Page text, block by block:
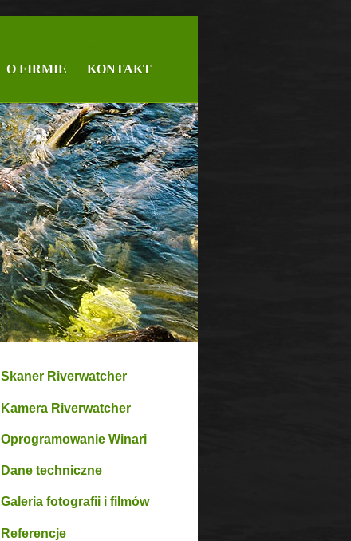
O FIRMIE KONTAKT
Skaner Riverwatcher
Kamera Riverwatcher
Oprogramowanie Winari
Dane techniczne
Galeria fotografii i filmów
Referencje